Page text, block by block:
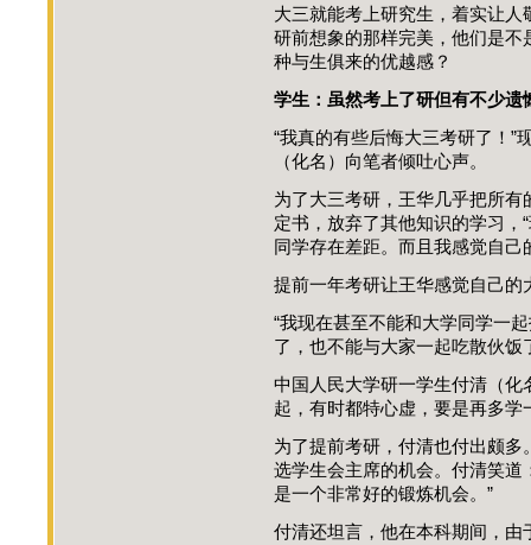
大三就能考上研究生，着实让
研前想象的那样完美，他们是
种与生俱来的优越感？
学生：虽然考上了研但有不少遗
“我真的有些后悔大三考研了！”
（化名）向笔者倾吐心声。
为了大三考研，王华几乎把所
定书，放弃了其他知识的学习，
同学存在差距。而且我感觉自己
提前一年考研让王华感觉自己的
“我现在甚至不能和大学同学一
了，也不能与大家一起吃散伙饭
中国人民大学研一学生付清（化
起，有时都特心虚，要是再多学
为了提前考研，付清也付出颇
选学生会主席的机会。付清笑道
是一个非常好的锻炼机会。”
付清还坦言，他在本科期间，